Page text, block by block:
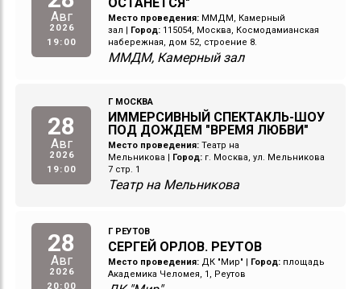
Авг
2026
19:00
ОСТАНЕТСЯ"
Место проведения: ММДМ, Камерный
зал
Город: 115054, Москва, Космодамианская
набережная, дом 52, строение 8.
ММДМ, Камерный зал
28
Авг
2026
19:00
Г МОСКВА
ИММЕРСИВНЫЙ СПЕКТАКЛЬ-ШОУ
ПОД ДОЖДЕМ "ВРЕМЯ ЛЮБВИ"
Место проведения: Театр на
Мельникова
Город: г. Москва, ул. Мельникова
7 стр. 1
Театр на Мельникова
28
Авг
2026
20:00
Г РЕУТОВ
СЕРГЕЙ ОРЛОВ. РЕУТОВ
Место проведения: ДК "Мир" | Город: площадь
Академика Челомея, 1, Реутов